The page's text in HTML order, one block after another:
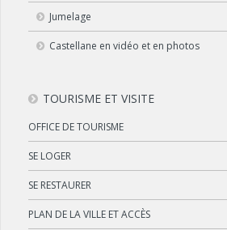
Jumelage
Castellane en vidéo et en photos
TOURISME ET VISITE
OFFICE DE TOURISME
SE LOGER
SE RESTAURER
PLAN DE LA VILLE ET ACCÈS